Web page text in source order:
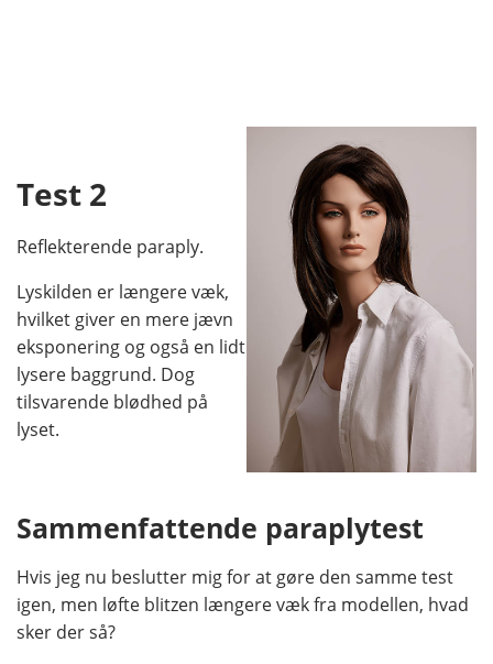
Test 2
Reflekterende paraply.
Lyskilden er længere væk,
hvilket giver en mere jævn
eksponering og også en lidt
lysere baggrund. Dog
tilsvarende blødhed på
lyset.
Sammenfattende paraplytest
Hvis jeg nu beslutter mig for at gøre den samme test
igen, men løfte blitzen længere væk fra modellen, hvad
sker der så?